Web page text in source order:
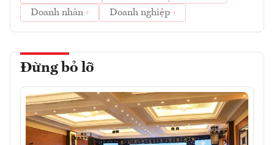
Doanh nhân
Doanh nghiệp
Đừng bỏ lỡ